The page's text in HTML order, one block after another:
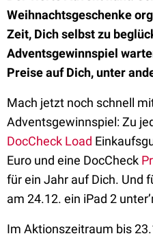
Weihnachtsgeschenke
Zeit, Dich selbst zu
Adventsgewinnspiel
Preise auf Dich, unter
Mach jetzt noch schnell
Adventsgewinnspiel: Zu
DocCheck Load
Euro und eine DocCheck
für ein Jahr auf Dich. Und
am 24.12. ein iPad 2
Im Aktionszeitraum bis